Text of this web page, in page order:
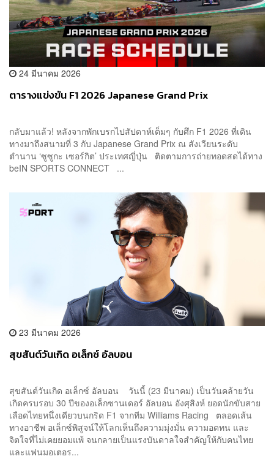
24 มีนาคม 2026
ตารางแข่งขัน F1 2026 Japanese Grand Prix
กลับมาแล้ว! หลังจากพักเบรกไปสัปดาห์เต็มๆ กับศึก F1 2026 ที่เดิน
ทางมาถึงสนามที่ 3 กับ Japanese Grand Prix ณ สังเวียนระดับ
ตำนาน ‘ซูซูกะ เซอร์กิต’ ประเทศญี่ปุ่น ติดตามการถ่ายทอดสดได้ทาง
beIN SPORTS CONNECT ...
23 มีนาคม 2026
สุขสันต์วันเกิด อเล็กซ์ อัลบอน
สุขสันต์วันเกิด อเล็กซ์ อัลบอน วันนี้ (23 มีนาคม) เป็นวันคล้ายวัน
เกิดครบรอบ 30 ปีของอเล็กซานเดอร์ อัลบอน อังศุสิงห์ ยอดนักขับสาย
เลือดไทยหนึ่งเดียวบนกริด F1 จากทีม Williams Racing ตลอดเส้น
ทางอาชีพ อเล็กซ์พิสูจน์ให้โลกเห็นถึงความมุ่งมั่น ความอดทน และ
จิตใจที่ไม่เคยยอมแพ้ จนกลายเป็นแรงบันดาลใจสำคัญให้กับคนไทย
และแฟนมอเตอร...